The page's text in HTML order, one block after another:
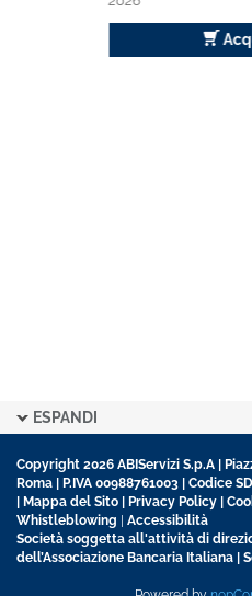
ESPANDI
Copyright 2026 ABIServizi S.p.A |
Roma | P.IVA 00988761003 | Codice
Mappa del Sito Privacy Policy
Whistleblowing
Accessibilità
Società soggetta all'attività di
dell’Associazione Bancaria Italiana |